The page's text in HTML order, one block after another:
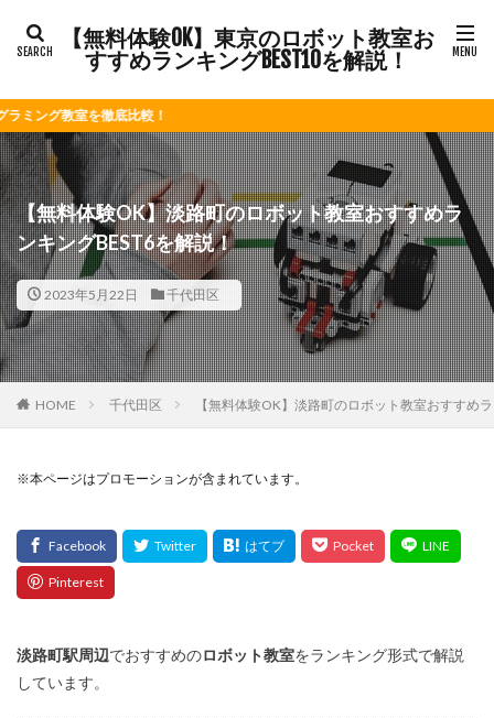
【無料体験OK】東京のロボット教室お
すすめランキングBEST10を解説！
較！
【無料体験OK】淡路町のロボット教室おすすめラ
ンキングBEST6を解説！
2023年5月22日 千代田区
HOME 千代田区 【無料体験OK】淡路町のロボット教室おすすめ
※本ページはプロモーションが含まれています。
淡路町駅周辺でおすすめのロボット教室をランキング形式で解説
しています。